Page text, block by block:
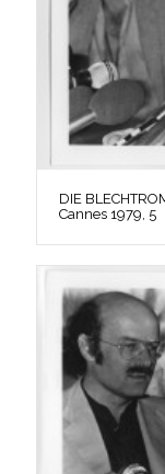
DIE
Cannes 1979, 5